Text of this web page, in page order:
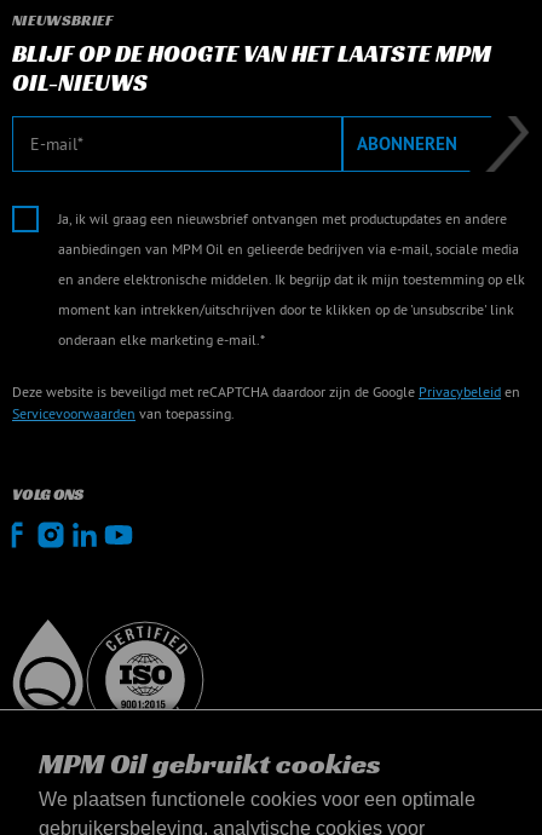
MPM Oil gebruikt cookies
We plaatsen functionele cookies voor een optimale
gebruikersbeleving, analytische cookies voor
NIEUWSBRIEF
BLIJF OP DE HOOGTE VAN HET LAATSTE MPM
OIL-NIEUWS
E-mail ABONNEREN
Ja, ik wil graag een nieuwsbrief ontvangen met productupdates en andere
aanbiedingen van MPM Oil en gelieerde bedrijven via e-mail, sociale media
en andere elektronische middelen. Ik begrijp dat ik mijn toestemming op elk
moment kan intrekken/uitschrijven door te klikken op de 'unsubscribe' link
onderaan elke marketing e-mail.*
Deze website is beveiligd met reCAPTCHA daardoor zijn de Google Privacybeleid en
Servicevoorwaarden van toepassing.
VOLG ONS